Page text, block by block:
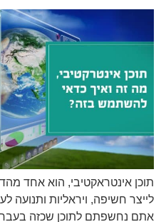
תוכן אינטראקטיבי, הוא אחד
לייצר חשיפה, ויראליות
אתם נחשפתם לתוכן שכזה בעבר